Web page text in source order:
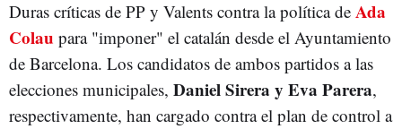
Duras críticas de PP y Valents contra la política de Ada
Colau para "imponer" el catalán desde el Ayuntamiento
de Barcelona. Los candidatos de ambos partidos a las
elecciones municipales, Daniel Sirera y Eva Parera,
respectivamente, han cargado contra el plan de control a